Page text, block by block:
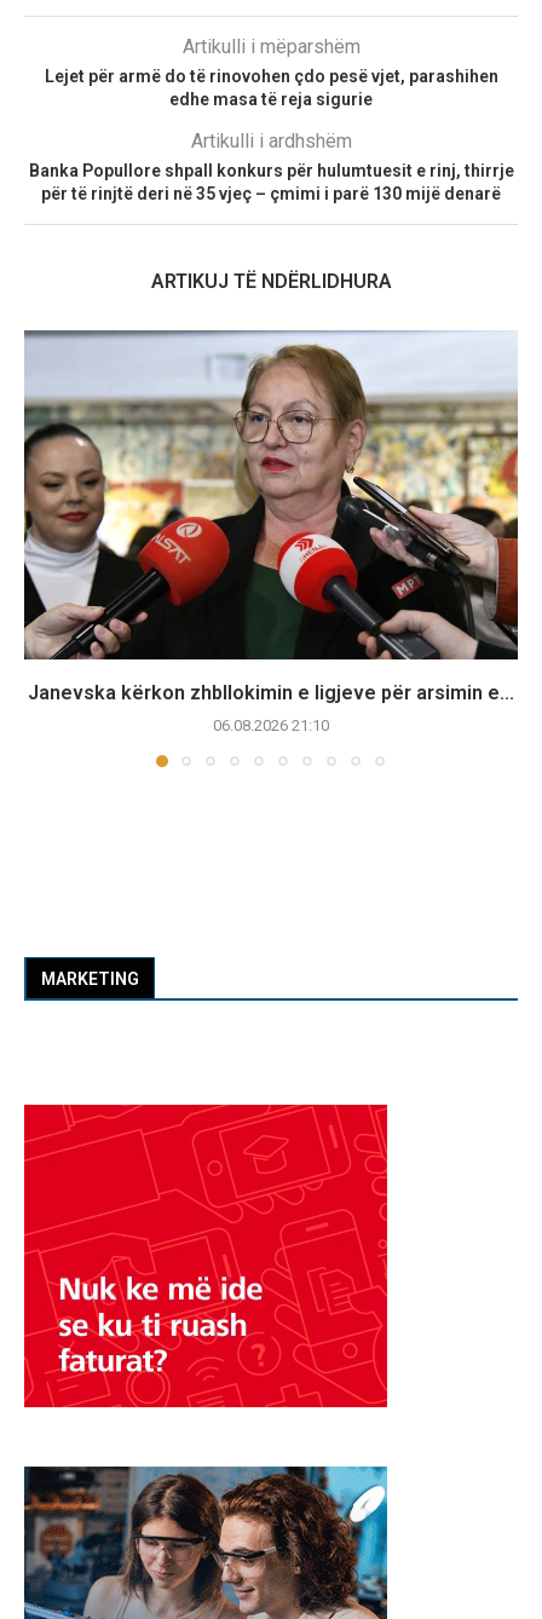
Artikulli i mëparshëm
Lejet për armë do të rinovohen çdo pesë vjet, parashihen
edhe masa të reja sigurie
Artikulli i ardhshëm
Banka Popullore shpall konkurs për hulumtuesit e rinj, thirrje
për të rinjtë deri në 35 vjeç – çmimi i parë 130 mijë denarë
ARTIKUJ TË NDËRLIDHURA
Janevska kërkon zhbllokimin e ligjeve për arsimin e...
06.08.2026 21:10
MARKETING